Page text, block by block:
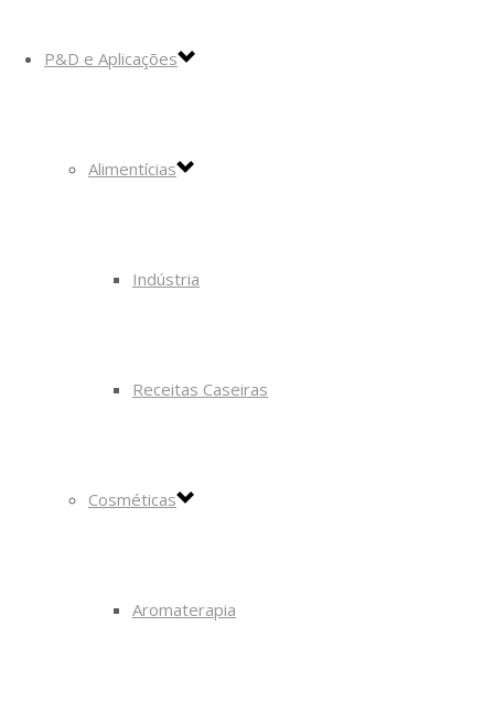
P&D e Aplicações
Alimentícias
Indústria
Receitas Caseiras
Cosméticas
Aromaterapia